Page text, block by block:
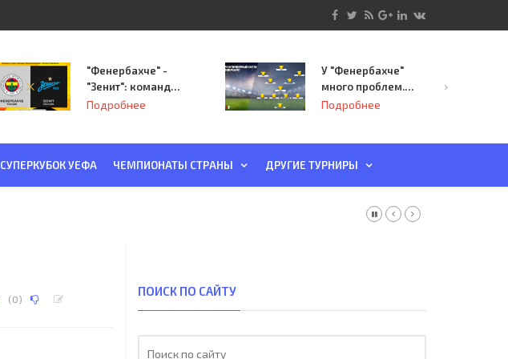
"Фенербахче" -
"Зенит": команда
Семака начинает
Подробнее
У "Фенербахче"
много проблем.
Но он опасен для
Подробнее
СУПЕРКУБОК УЕФА ЧЕМПИОНАТЫ СТРАНЫ ДРУГИЕ ТУРНИРЫ
(0)
ПОИСК ПО САЙТУ